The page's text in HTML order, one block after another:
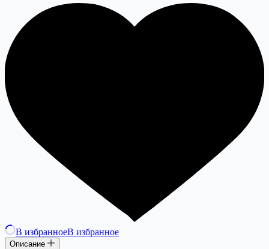
В избранноеВ избранное
Описание